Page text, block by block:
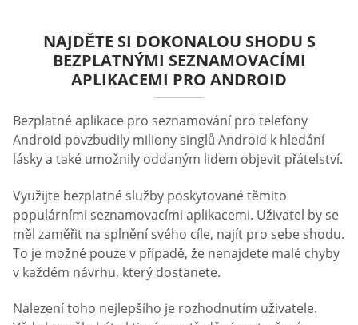
NAJDĚTE SI DOKONALOU SHODU S
BEZPLATNÝMI SEZNAMOVACÍMI
APLIKACEMI PRO ANDROID
Bezplatné aplikace pro seznamování pro telefony
Android povzbudily miliony singlů Android k hledání
lásky a také umožnily oddaným lidem objevit přátelství.
Využijte bezplatné služby poskytované těmito
populárními seznamovacími aplikacemi. Uživatel by se
měl zaměřit na splnění svého cíle, najít pro sebe shodu.
To je možné pouze v případě, že nenajdete malé chyby
v každém návrhu, který dostanete.
Nalezení toho nejlepšího je rozhodnutím uživatele.